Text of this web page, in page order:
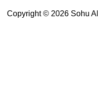
Copyright © 2026 Sohu